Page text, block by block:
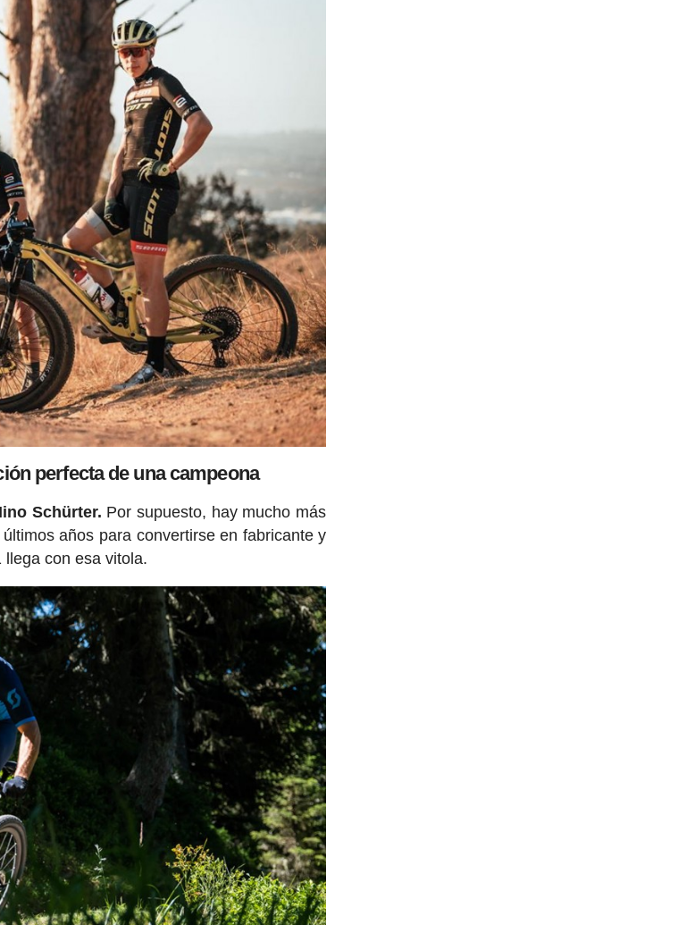
perfecta de una campeona
Schürter. Por supuesto, hay mucho más
años para convertirse en fabricante y
con esa vitola.